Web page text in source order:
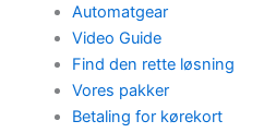
Automatgear
Video Guide
Find den rette løsning
Vores pakker
Betaling for kørekort